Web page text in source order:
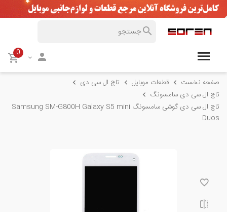
0
صفحه نخست قطعات موبایل
تاچ ال سی دی
تاچ ال سی دی سامسونگ
تاچ ال سی دی گوشی سامسونگ Samsung SM-G800H Galaxy S5 mini
Duos